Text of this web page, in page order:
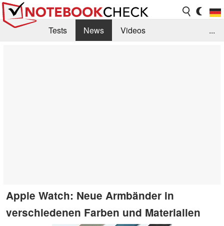
Tests News
Videos
...
Apple Watch: Neue Armbänder in
verschiedenen Farben und Materialien